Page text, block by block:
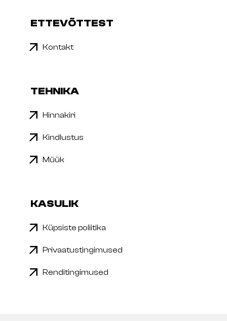
ETTEVÕTTEST
Kontakt
TEHNIKA
Hinnakiri
Kindlustus
Müük
KASULIK
Küpsiste poliitika
Privaatustingimused
Renditingimused